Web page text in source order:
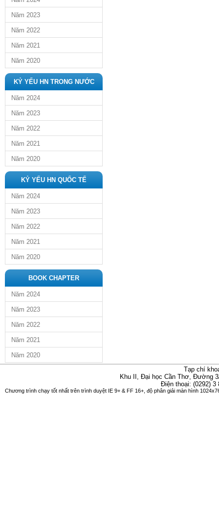
Năm 2023
Năm 2022
Năm 2021
Năm 2020
KỶ YẾU HN TRONG NƯỚC
Năm 2024
Năm 2023
Năm 2022
Năm 2021
Năm 2020
KỶ YẾU HN QUỐC TẾ
Năm 2024
Năm 2023
Năm 2022
Năm 2021
Năm 2020
BOOK CHAPTER
Năm 2024
Năm 2023
Năm 2022
Năm 2021
Năm 2020
Tạp chí
Khu II, Đại học Cần Thơ, Đường
Điện thoại: (0292)
Chương trình chạy tốt nhất trên trình duyệt IE 9+ & FF 16+, độ phân giải màn hình